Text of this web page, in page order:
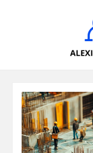
e
is
t
r
a